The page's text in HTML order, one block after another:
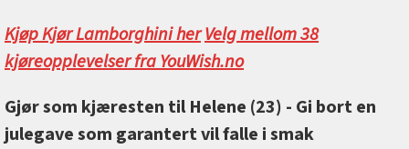
Kjøp Kjør Lamborghini herVelg mellom 38
kjøreopplevelser fra YouWish.no
Gjør som kjæresten til Helene (23) - Gi bort en
julegave som garantert vil falle i smak